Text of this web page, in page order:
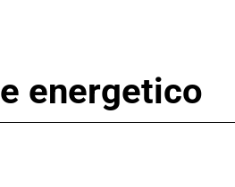
energetico